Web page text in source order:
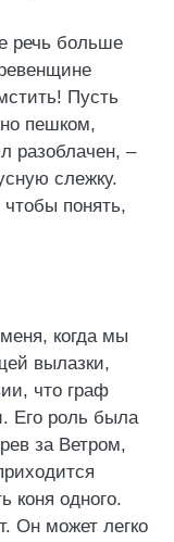
речь больше
Пусть
пешком,
разоблачен, –
слежку.
понять,
когда мы
вылазки,
что граф
Его роль была
за Ветром,
коня одного.
Он может легко